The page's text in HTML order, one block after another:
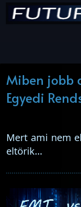
Miben jobb
Egyedi
Mert ami nem
eltörik…